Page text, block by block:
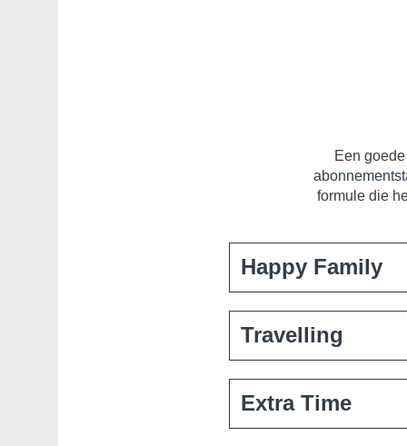
Een
formule die
Happy Family
Schrijf je in als gezin
Voordelen:
Voorwaarden:
Travelling
Je bent vaak van
Reizen is ontworpen
Voordelen:
Extra Time